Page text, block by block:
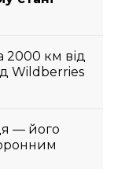
2000 км від
Wildberries
— його